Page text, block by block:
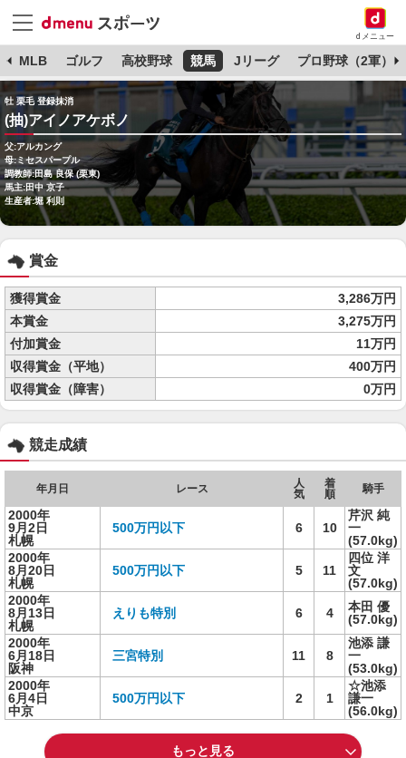
dメニュー
MLB ゴルフ 高校野球 競馬 Jリーグ プロ野球（2軍）
牡 栗毛 登録抹消
(抽)アイノアケボノ
父:アルカング
母:ミセスパープル
調教師:田島 良保 (栗東)
馬主:田中 京子
生産者:堀 利則
賞金
獲得賞金
3,286万円
本賞金
3,275万円
付加賞金
11万円
収得賞金（平地）
400万円
収得賞金（障害）
0万円
競走成績
年月日 レース
人
気
着
順
騎手
2000年
9月2日
札幌
500万円以下 6 10
芹沢 純
一
(57.0kg)
2000年
8月20日
札幌
500万円以下 5 11
四位 洋
文
(57.0kg)
2000年
8月13日
札幌
えりも特別 6 4
本田 優
(57.0kg)
2000年
6月18日
阪神
三宮特別 11 8
池添 謙
一
(53.0kg)
2000年
6月4日
中京
500万円以下 2 1
☆池添
謙一
(56.0kg)
もっと見る